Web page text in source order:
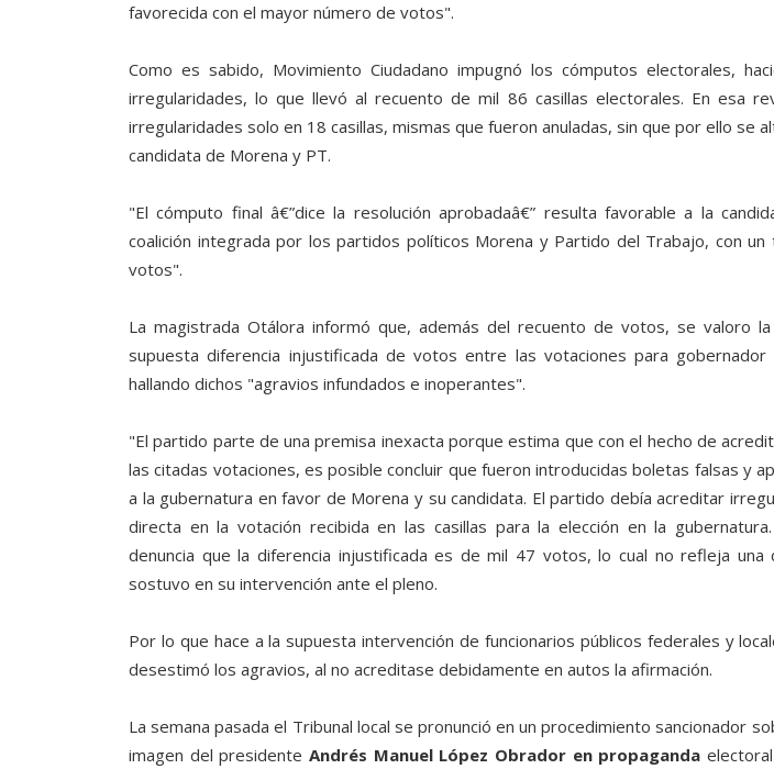
favorecida con el mayor número de votos".
Como es sabido, Movimiento Ciudadano impugnó los cómputos electorales,
irregularidades, lo que llevó al recuento de mil 86 casillas electorales. En esa
irregularidades solo en 18 casillas, mismas que fueron anuladas, sin que por ello se
candidata de Morena y PT.
"El cómputo final â€”dice la resolución aprobadaâ€” resulta favorable a la
coalición integrada por los partidos políticos Morena y Partido del Trabajo, con
votos".
La magistrada Otálora informó que, además del recuento de votos, se valoro la
supuesta diferencia injustificada de votos entre las votaciones para gobernador
hallando dichos "agravios infundados e inoperantes".
"El partido parte de una premisa inexacta porque estima que con el hecho de
las citadas votaciones, es posible concluir que fueron introducidas boletas falsas y
a la gubernatura en favor de Morena y su candidata. El partido debía acreditar
directa en la votación recibida en las casillas para la elección en la
denuncia que la diferencia injustificada es de mil 47 votos, lo cual no refleja una
sostuvo en su intervención ante el pleno.
Por lo que hace a la supuesta intervención de funcionarios públicos federales y
desestimó los agravios, al no acreditase debidamente en autos la afirmación.
La semana pasada el Tribunal local se pronunció en un procedimiento sancionador
imagen del presidente Andrés Manuel López Obrador en propaganda